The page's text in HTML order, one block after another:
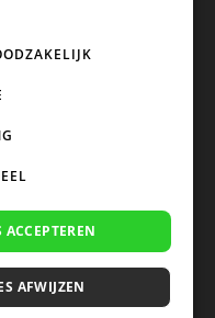
info(@)koffie-
67529623 Btw:
Voorwaarden
ACCEPTEREN
AFWIJZEN